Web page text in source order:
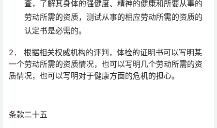
查，了解其身体的强健度、精神的健康和所要从事的
劳动所需的资质，测试从事的相应劳动所需的资质的
认定书是必需的。
2． 根据相关权威机构的评判，体检的证明书可以写明某
一个劳动所需的资质情况，也可以写明几个劳动所需的资
质情况，也可以写明对于健康方面的危机的担心。
条款二十五